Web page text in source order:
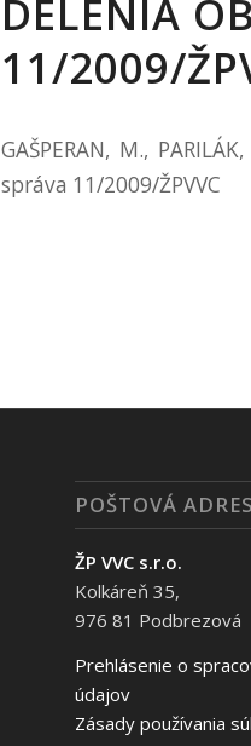
DELENIA
11/2009/
GAŠPERAN, M.,
správa 11/2009/ŽPVVC
POŠTOVÁ
ŽP VVC s.r.o.
Kolkáreň 35,
976 81 Podbrezová
Prehlásenie o
údajov
Zásady používania